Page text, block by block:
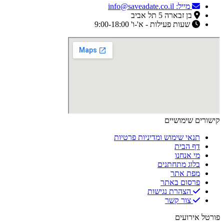
מייל: info@saveadate.co.il
בן זבארה 5 תל אביב
שעות פעילות - א'-ו' 9:00-18:00
קישורים שימושיים
תנאי שימוש ומדיניות פרטיות
דף הבית
מי אנחנו
בלוג מתחתנים
מפת אתר
פרסום באתר
הצהרת נגישות
צור קשר
פורטל אירועים